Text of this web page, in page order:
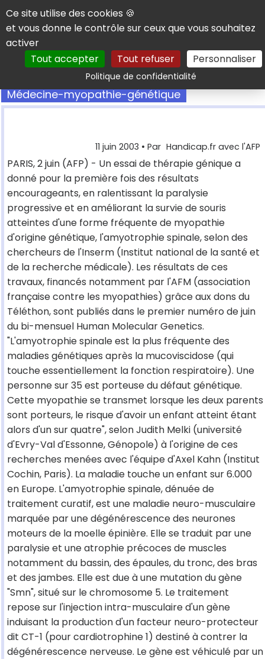
Panneau de gestion des cookies
Ce site utilise des cookies 🍪
et vous donne le contrôle sur ceux que vous souhaitez
activer
Tout accepter
Tout refuser Personnaliser
Politique de confidentialitéRechercher
Médecine-myopathie-génétique
11 juin 2003 • Par Handicap.fr avec l'AFP
PARIS, 2 juin (AFP) - Un essai de thérapie génique a
donné pour la première fois des résultats
encourageants, en ralentissant la paralysie
progressive et en améliorant la survie de souris
atteintes d'une forme fréquente de myopathie
d'origine génétique, l'amyotrophie spinale, selon des
chercheurs de l'Inserm (Institut national de la santé et
de la recherche médicale). Les résultats de ces
travaux, financés notamment par l'AFM (association
française contre les myopathies) grâce aux dons du
Téléthon, sont publiés dans le premier numéro de juin
du bi-mensuel Human Molecular Genetics.
"L'amyotrophie spinale est la plus fréquente des
maladies génétiques après la mucoviscidose (qui
touche essentiellement la fonction respiratoire). Une
personne sur 35 est porteuse du défaut génétique.
Cette myopathie se transmet lorsque les deux parents
sont porteurs, le risque d'avoir un enfant atteint étant
alors d'un sur quatre", selon Judith Melki (université
d'Evry-Val d'Essonne, Génopole) à l'origine de ces
recherches menées avec l'équipe d'Axel Kahn (Institut
Cochin, Paris). La maladie touche un enfant sur 6.000
en Europe. L'amyotrophie spinale, dénuée de
traitement curatif, est une maladie neuro-musculaire
marquée par une dégénérescence des neurones
moteurs de la moelle épinière. Elle se traduit par une
paralysie et une atrophie précoces de muscles
notamment du bassin, des épaules, du tronc, des bras
et des jambes. Elle est due à une mutation du gène
"Smn", situé sur le chromosome 5. Le traitement
repose sur l'injection intra-musculaire d'un gène
induisant la production d'un facteur neuro-protecteur
dit CT-1 (pour cardiotrophine 1) destiné à contrer la
dégénérescence nerveuse. Le gène est véhiculé par un